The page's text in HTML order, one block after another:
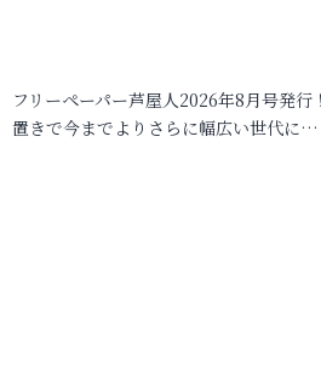
フリーペーパー芦屋人2026年8月号発
置きで今までよりさらに幅広い世代に…